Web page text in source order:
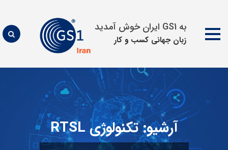
به GS1 ایران خوش آمدید
زبان جهانی كسب و كار
محتوا
آرشیو:تکنولوژی RTSL